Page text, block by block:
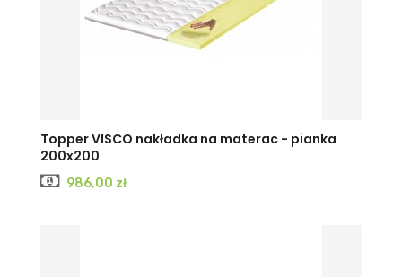
Topper VISCO nakładka na materac - pianka
200x200
Cena
986,00 zł